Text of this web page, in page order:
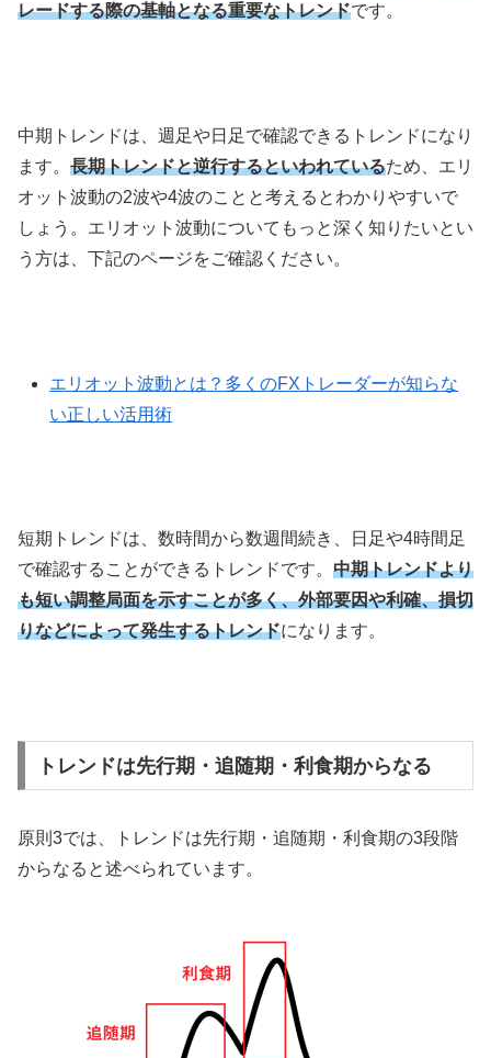
レードする際の基軸となる重要なトレンドです。
中期トレンドは、週足や日足で確認できるトレンドになり
ます。 長期トレンドと逆行するといわれているため、エリ
オット波動の2波や4波のことと考えるとわかりやすいで
しょう。エリオット波動についてもっと深く知りたいとい
う方は、下記のページをご確認ください。
エリオット波動とは？多くのFXトレーダーが知らな
い正しい活用術
短期トレンドは、数時間から数週間続き、日足や4時間足
で確認することができるトレンドです。 中期トレンドより
も短い調整局面を示すことが多く、外部要因や利確、損切
りなどによって発生するトレンドになります。
トレンドは先行期・追随期・利食期からなる
原則 3では、トレンドは先行期・追随期・利食期の3段階
からなると述べられています。